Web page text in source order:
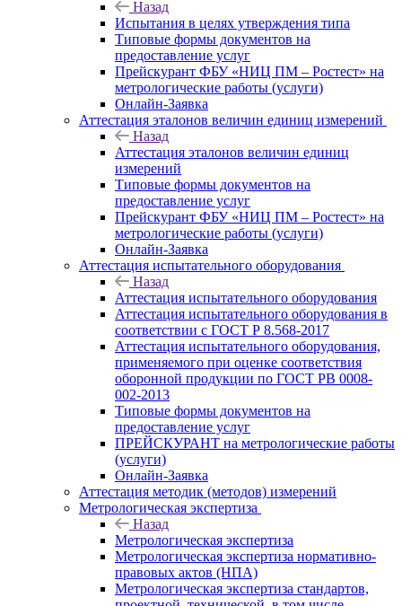
Назад
Испытания в целях утверждения типа
Типовые формы документов на
предоставление услуг
Прейскурант ФБУ «НИЦ ПМ – Ростест» на
метрологические работы (услуги)
Онлайн-Заявка
Аттестация эталонов величин единиц измерений
Назад
Аттестация эталонов величин единиц
измерений
Типовые формы документов на
предоставление услуг
Прейскурант ФБУ «НИЦ ПМ – Ростест» на
метрологические работы (услуги)
Онлайн-Заявка
Аттестация испытательного оборудования
Назад
Аттестация испытательного оборудования
Аттестация испытательного оборудования в
соответствии с ГОСТ Р 8.568-2017
Аттестация испытательного оборудования,
применяемого при оценке соответствия
оборонной продукции по ГОСТ РВ 0008-
002-2013
Типовые формы документов на
предоставление услуг
ПРЕЙСКУРАНТ на метрологические работы
(услуги)
Онлайн-Заявка
Аттестация методик (методов) измерений
Метрологическая экспертиза
Назад
Метрологическая экспертиза
Метрологическая экспертиза нормативно-
правовых актов (НПА)
Метрологическая экспертиза стандартов,